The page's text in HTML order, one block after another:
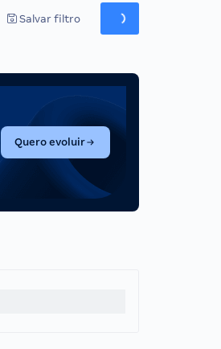
Salvar filtro
Quero evoluir(abre em nova aba)